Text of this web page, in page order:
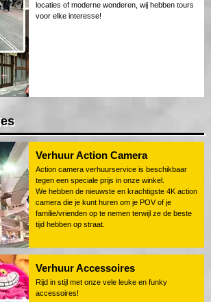
locaties of moderne wonderen, wij hebben tours
voor elke interesse!
Verhuur Action Camera
Action camera verhuurservice is beschikbaar
tegen een speciale prijs in onze winkel.
We hebben de nieuwste en krachtigste 4K action
camera die je kunt huren om je POV of je
familie/vrienden op te nemen terwijl ze de beste
tijd hebben op straat.
Verhuur Accessoires
Rijd in stijl met onze vele leuke en funky
accessoires!